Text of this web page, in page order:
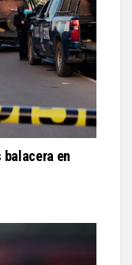
balacera en